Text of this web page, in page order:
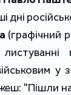
дні
(графічний
у
"Пішли